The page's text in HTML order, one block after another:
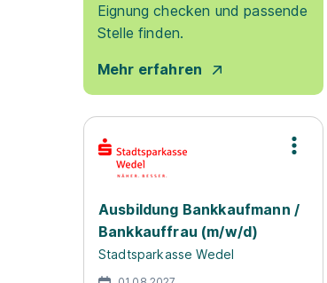
Eignung checken und passende
Stelle finden.
Mehr erfahren
Ausbildung Bankkaufmann /
Bankkauffrau (m/w/d)
Stadtsparkasse Wedel